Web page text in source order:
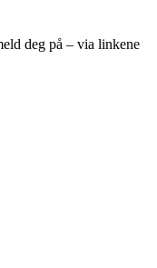
deg på – via linkene